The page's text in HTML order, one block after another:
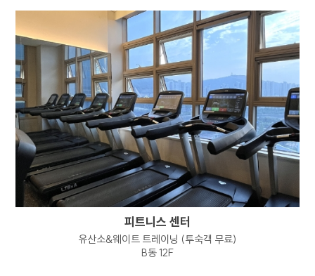
피트니스 센터
유산소&웨이트 트레이닝 (투숙객 무료)
B동 12F
정보주체는 회사에 대해 언제든지 아래 각 호의
권리를 행사할 수 있습니다.
개인정보 열람 요구권
개인정보 정정, 삭제 요구권
개인정보 처리정지 요구권
개인정보 수집, 이용 등에 대한 동의 철회
정보주체는 개인정보의 열람/정정/삭제/
처리정지 요구 또는 동의 철회, 파기 요청을
하고자 하는 경우 하단의
개인정보보호책임자에게 요청할 수 있으며
회사는 이에 지체없이 필요한 조치를 취하도록
하겠습니다.
1항 및 2항에 따른 권리 행사는 정보주체 본인이
하여야 하며, 정보주체의 법정대리인이나 위임을
받은 자 등 대리인이 행사하고자 하는 경우